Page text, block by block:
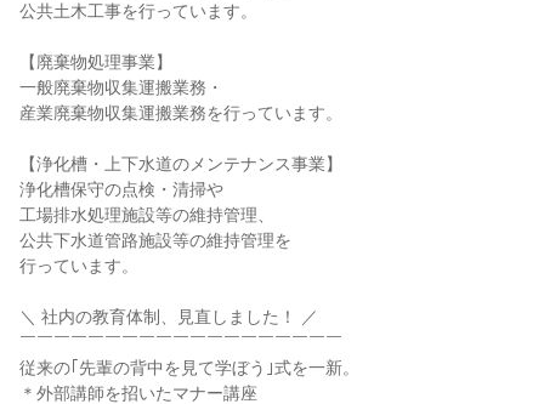
公共土木工事を行っています。
【廃棄物処理事業】
一般廃棄物収集運搬業務・
産業廃棄物収集運搬業務を行っています。
【浄化槽・上下水道のメンテナンス事業】
浄化槽保守の点検・清掃や
工場排水処理施設等の維持管理、
公共下水道管路施設等の維持管理を
行っています。
＼ 社内の教育体制、見直しました！ ／
￣￣￣￣￣￣￣￣￣￣￣￣￣￣￣￣￣￣￣
従来の｢先輩の背中を見て学ぼう｣式を一新。
＊外部講師を招いたマナー講座